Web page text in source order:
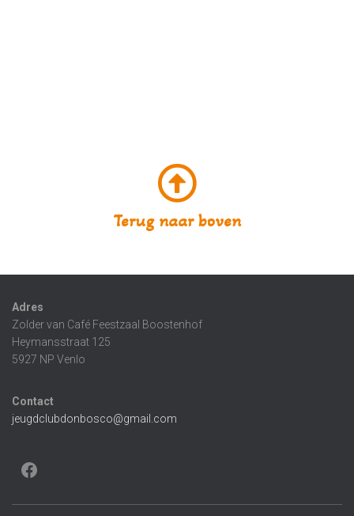
Terug naar boven
Adres
Zolder van Café Feestzaal Boostenhof
Heymansstraat 125
5927 NP Venlo
Contact
jeugdclubdonbosco@gmail.com